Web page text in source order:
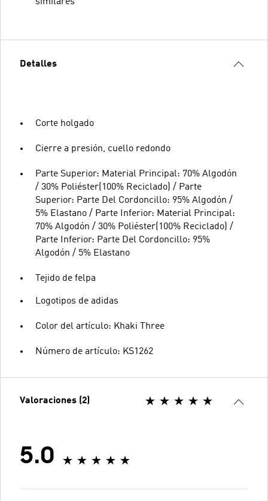
Detalles
Corte holgado
Cierre a presión, cuello redondo
Parte Superior: Material Principal: 70% Algodón
/ 30% Poliéster(100% Reciclado) / Parte
Superior: Parte Del Cordoncillo: 95% Algodón /
5% Elastano / Parte Inferior: Material Principal:
70% Algodón / 30% Poliéster(100% Reciclado) /
Parte Inferior: Parte Del Cordoncillo: 95%
Algodón / 5% Elastano
Tejido de felpa
Logotipos de adidas
Color del artículo: Khaki Three
Número de artículo: KS1262
Valoraciones (2)
5.0